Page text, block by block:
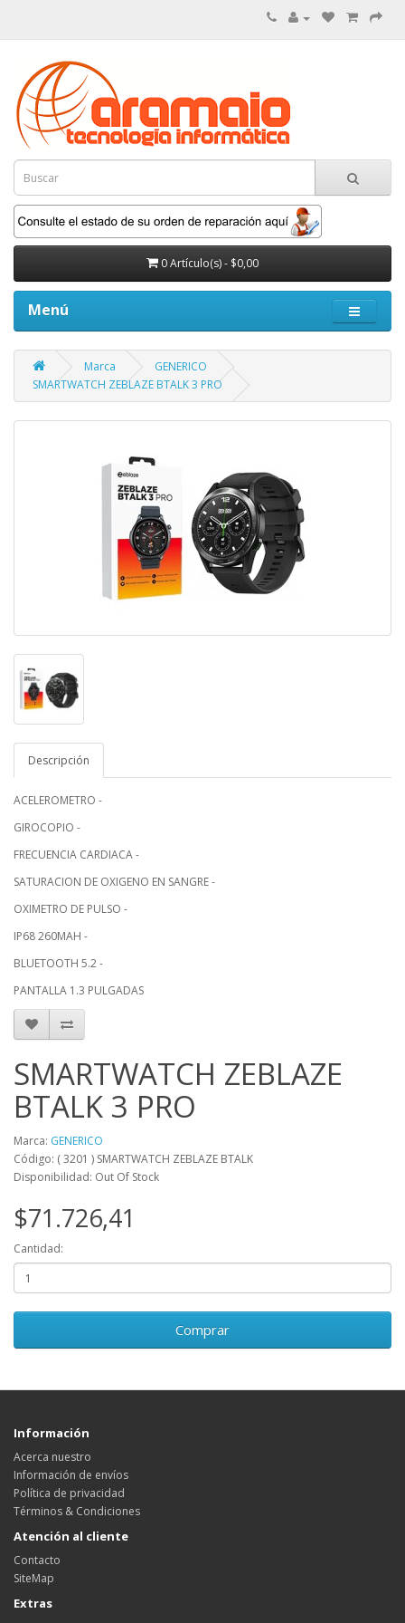
0 Artículo(s) - $0,00
Menú
Marca
GENERICO
SMARTWATCH ZEBLAZE BTALK 3 PRO
Descripción
ACELEROMETRO -
GIROCOPIO -
FRECUENCIA CARDIACA -
SATURACION DE OXIGENO EN SANGRE -
OXIMETRO DE PULSO -
IP68 260MAH -
BLUETOOTH 5.2 -
PANTALLA 1.3 PULGADAS
SMARTWATCH ZEBLAZE
BTALK 3 PRO
Marca: GENERICO
Código: ( 3201 ) SMARTWATCH ZEBLAZE BTALK
Disponibilidad: Out Of Stock
$71.726,41
Cantidad:
Comprar
Información
Acerca nuestro
Información de envíos
Política de privacidad
Términos & Condiciones
Atención al cliente
Contacto
SiteMap
Extras